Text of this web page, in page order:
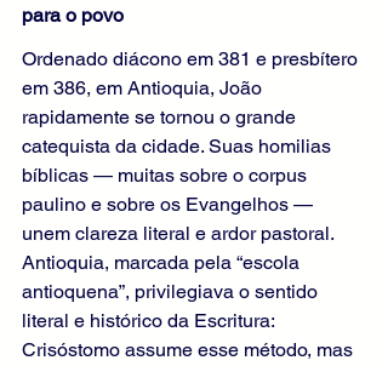
para o povo
Ordenado diácono em 381 e presbítero
em 386, em Antioquia, João
rapidamente se tornou o grande
catequista da cidade. Suas homilias
bíblicas — muitas sobre o corpus
paulino e sobre os Evangelhos —
unem clareza literal e ardor pastoral.
Antioquia, marcada pela “escola
antioquena”, privilegiava o sentido
literal e histórico da Escritura:
Crisóstomo assume esse método, mas